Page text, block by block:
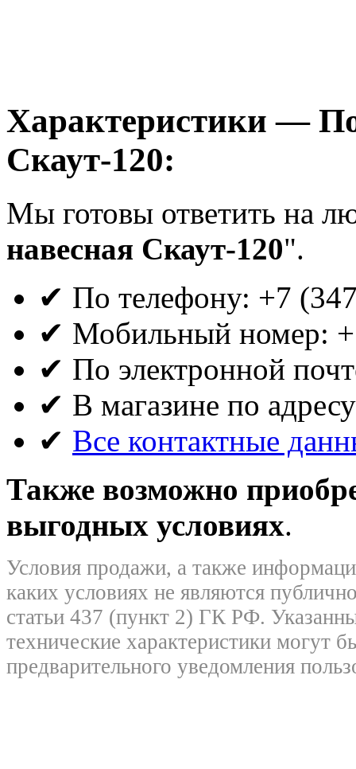
Характеристики —
Скаут-120:
Мы готовы ответить на
навесная Скаут-120".
✔ По телефону: +7
✔ Мобильный номер:
✔ По электронной
✔ В магазине по
✔ Все контактные
Также возможно
выгодных условиях.
Условия продажи, а также
каких условиях не являются
статьи 437 (пункт 2) ГК РФ.
технические характеристики могут
предварительного уведомления